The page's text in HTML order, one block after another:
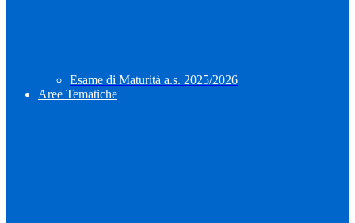
Esame di Maturità a.s. 2025/2026
Aree Tematiche